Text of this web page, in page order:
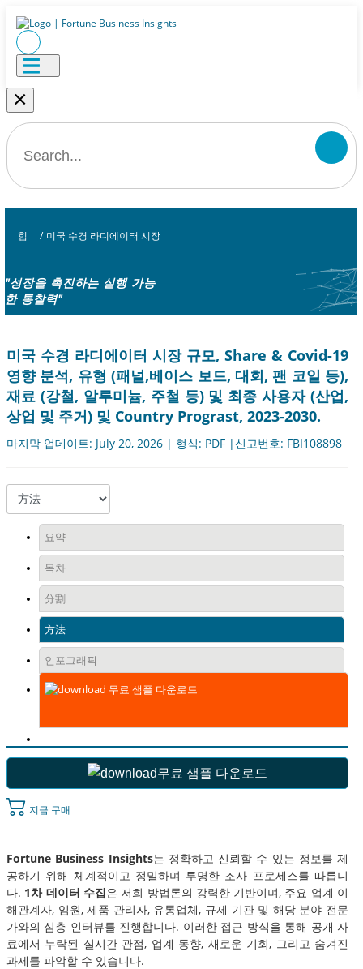
×
힘 / 미국 수경 라디에이터 시장
"성장을 촉진하는 실행 가능
한 통찰력"
미국 수경 라디에이터 시장 규모, Share & Covid-19
영향 분석, 유형 (패널,베이스 보드, 대회, 팬 코일 등),
재료 (강철, 알루미늄, 주철 등) 및 최종 사용자 (산업,
상업 및 주거) 및 Country Prograst, 2023-2030.
마지막 업데이트: July 20, 2026 | 형식: PDF |신고번호: FBI108898
요약
목차
分割
方法
인포그래픽
무료 샘플 다운로드
무료 샘플 다운로드
지금 구매
Fortune Business Insights는 정확하고 신뢰할 수 있는 정보를 제
공하기 위해 체계적이고 정밀하며 투명한 조사 프로세스를 따릅니
다. 1차 데이터 수집은 저희 방법론의 강력한 기반이며, 주요 업계 이
해관계자, 임원, 제품 관리자, 유통업체, 규제 기관 및 해당 분야 전문
가와의 심층 인터뷰를 진행합니다. 이러한 접근 방식을 통해 공개 자
료에서 누락된 실시간 관점, 업계 동향, 새로운 기회, 그리고 숨겨진
과제를 파악할 수 있습니다.